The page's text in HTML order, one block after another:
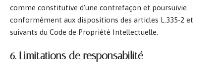
comme constitutive d’une contrefaçon et poursuivie
conformément aux dispositions des articles L.335-2 et
suivants du Code de Propriété Intellectuelle.
6. Limitations de responsabilité